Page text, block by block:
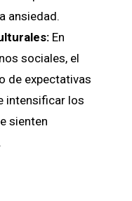
ansiedad.
En
sociales, el
de expectativas
intensificar los
sienten